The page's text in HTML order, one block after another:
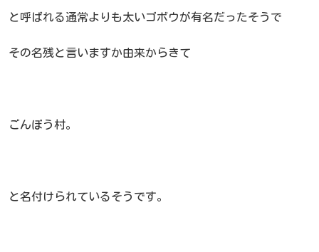
と呼ばれる通常よりも太いゴボウが有名だったそうで
その名残と言いますか由来からきて
ごんぼう村。
と名付けられているそうです。